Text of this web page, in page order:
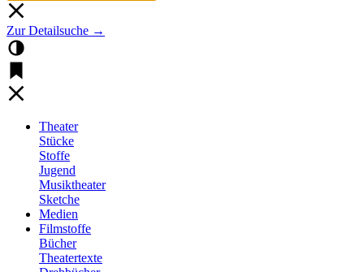
Zur Detailsuche →
Theater
Stücke
Stoffe
Jugend
Musiktheater
Sketche
Medien
Filmstoffe
Bücher
Theatertexte